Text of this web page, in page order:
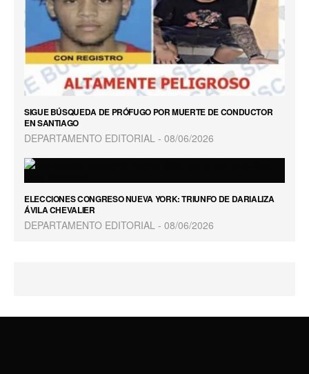
SIGUE BÚSQUEDA DE PRÓFUGO POR MUERTE DE CONDUCTOR
EN SANTIAGO
DEPARTAMENTO EDITORIAL 08/06/2026
ELECCIONES CONGRESO NUEVA YORK: TRIUNFO DE DARIALIZA
ÁVILA CHEVALIER
DEPARTAMENTO EDITORIAL 08/06/2026